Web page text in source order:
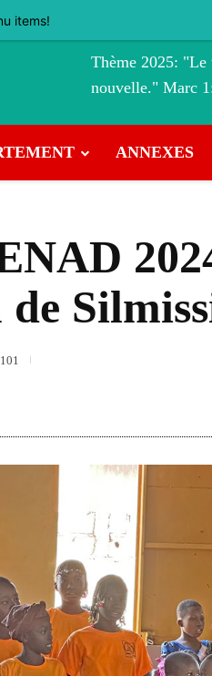
items!
Thème 2025: "Le
nouvelle." ‭‭Marc‬
ANNEXES
de
101